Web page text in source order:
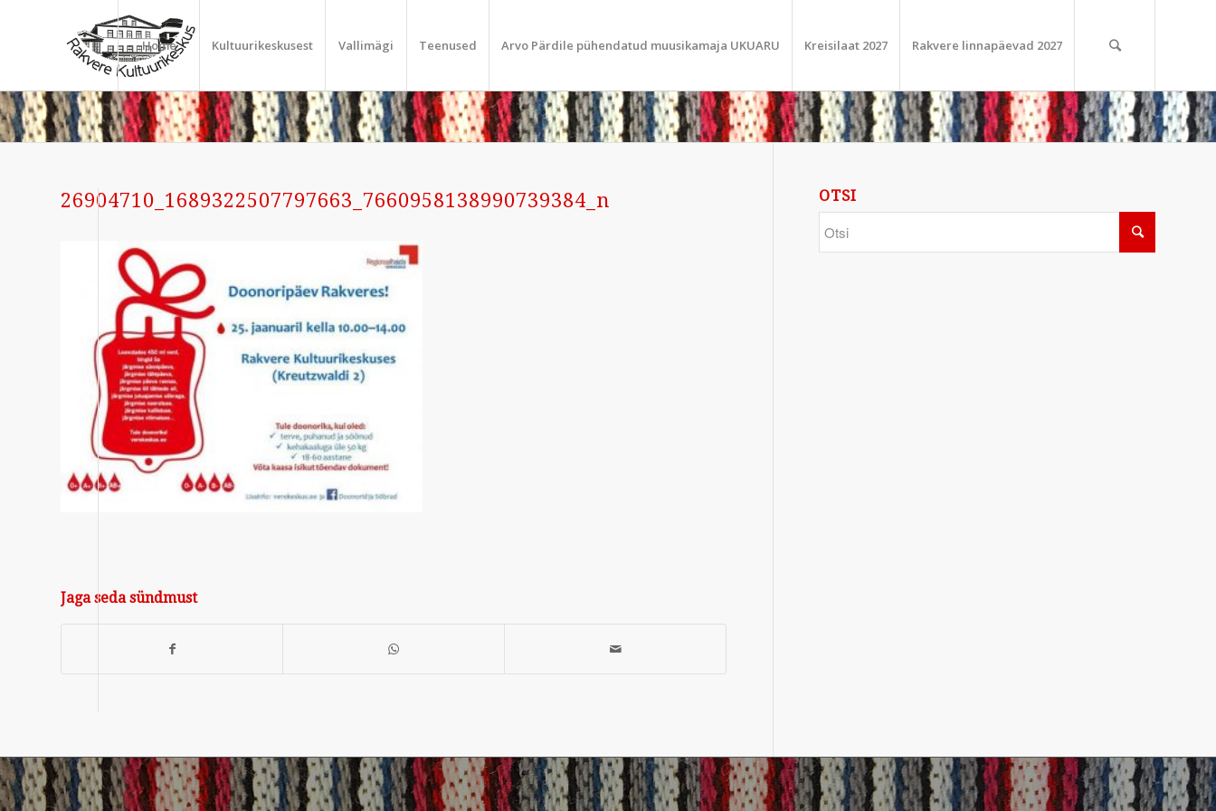
Home Kultuurikeskusest Vallimägi Teenused Arvo Pärdile pühendatud muusikamaja UKUARU Kreisilaat 2027 Rakvere linnapäevad 2027
26904710_1689322507797663_7660958138990739384_n
Jaga seda sündmust
OTSI